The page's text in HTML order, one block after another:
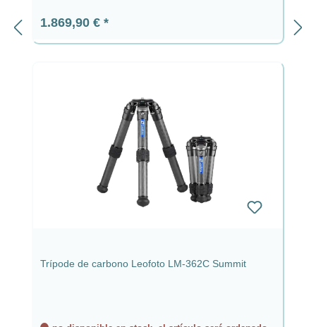
Precio normal:
1.869,90 €
Trípode de carbono Leofoto LM-362C Summit